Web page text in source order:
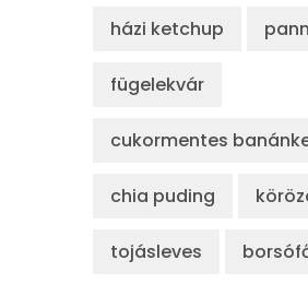
házi ketchup
fügelekvár
cukormentes
chia puding
tojásleves